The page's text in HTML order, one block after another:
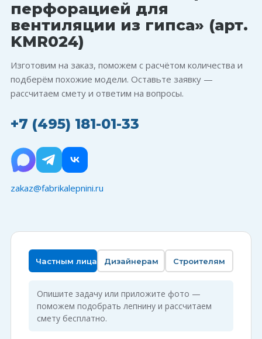
перфорацией для
вентиляции из гипса» (арт.
KMR024)
Изготовим на заказ, поможем с расчётом количества и
подберём похожие модели. Оставьте заявку —
рассчитаем смету и ответим на вопросы.
+7 (495) 181-01-33
zakaz@fabrikalepnini.ru
Частным лицам Дизайнерам Строителям
Опишите задачу или приложите фото —
поможем подобрать лепнину и рассчитаем
смету бесплатно.